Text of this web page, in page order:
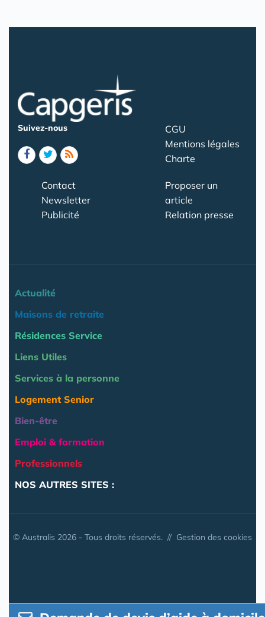
Suivez-nous
CGU
Mentions légales
Charte
Contact
Newsletter
Publicité
Proposer un
article
Relation presse
Actualité
Maisons de retraite
Résidences Service
Liens Utiles
Services à la personne
Logement Senior
Bien-être
Emploi & formation
Professionnels
NOS AUTRES SITES :
© Australis 2026 - Tous droits réservés. // Gestion des cookies